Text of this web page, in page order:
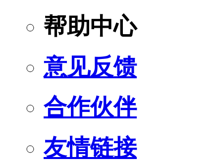
帮助中心
意见反馈
合作伙伴
友情链接